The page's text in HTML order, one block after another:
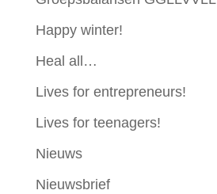
Happy winter!
Heal all…
Lives for entrepreneurs!
Lives for teenagers!
Nieuws
Nieuwsbrief